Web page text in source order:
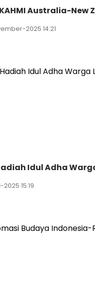
Australia-New
2025 14:21
Idul Adha
15:19